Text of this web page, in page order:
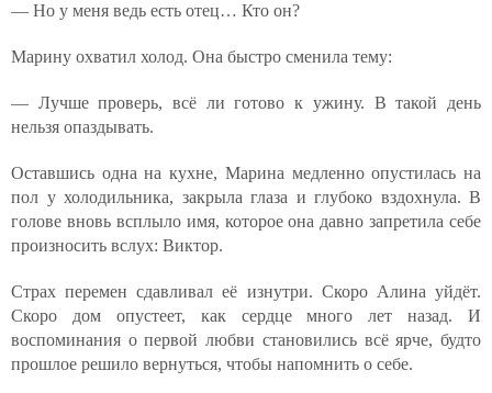
— Но у меня ведь есть отец… Кто он?
Марину охватил холод. Она быстро сменила тему:
— Лучше проверь, всё ли готово к ужину. В такой день
нельзя опаздывать.
Оставшись одна на кухне, Марина медленно опустилась на
пол у холодильника, закрыла глаза и глубоко вздохнула. В
голове вновь всплыло имя, которое она давно запретила себе
произносить вслух: Виктор.
Страх перемен сдавливал её изнутри. Скоро Алина уйдёт.
Скоро дом опустеет, как сердце много лет назад. И
воспоминания о первой любви становились всё ярче, будто
прошлое решило вернуться, чтобы напомнить о себе.